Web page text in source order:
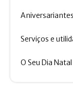
Serviços e
O Seu Dia Natal